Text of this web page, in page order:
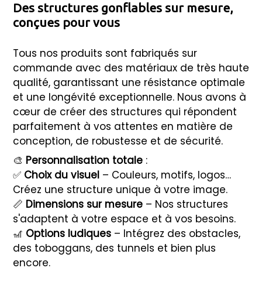
Des structures gonflables sur mesure,
conçues pour vous
Tous nos produits sont fabriqués sur
commande avec des matériaux de très haute
qualité, garantissant une résistance optimale
et une longévité exceptionnelle. Nous avons à
cœur de créer des structures qui répondent
parfaitement à vos attentes en matière de
conception, de robustesse et de sécurité.
🎨 Personnalisation totale :
✅ Choix du visuel – Couleurs, motifs, logos…
Créez une structure unique à votre image.
📏 Dimensions sur mesure – Nos structures
s'adaptent à votre espace et à vos besoins.
🎢 Options ludiques – Intégrez des obstacles,
des toboggans, des tunnels et bien plus
encore.